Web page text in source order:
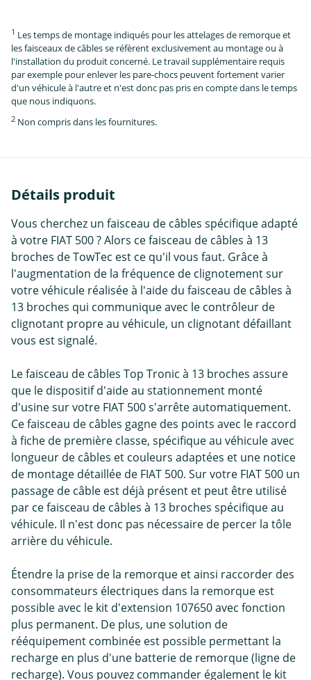
1 Les temps de montage indiqués pour les attelages de remorque et
les faisceaux de câbles se réfèrent exclusivement au montage ou à
l'installation du produit concerné. Le travail supplémentaire requis
par exemple pour enlever les pare-chocs peuvent fortement varier
d'un véhicule à l'autre et n'est donc pas pris en compte dans le temps
que nous indiquons.
2 Non compris dans les fournitures.
Détails produit
Vous cherchez un faisceau de câbles spécifique adapté
à votre FIAT 500 ? Alors ce faisceau de câbles à 13
broches de TowTec est ce qu'il vous faut. Grâce à
l'augmentation de la fréquence de clignotement sur
votre véhicule réalisée à l'aide du faisceau de câbles à
13 broches qui communique avec le contrôleur de
clignotant propre au véhicule, un clignotant défaillant
vous est signalé.
Le faisceau de câbles Top Tronic à 13 broches assure
que le dispositif d'aide au stationnement monté
d'usine sur votre FIAT 500 s'arrête automatiquement.
Ce faisceau de câbles gagne des points avec le raccord
à fiche de première classe, spécifique au véhicule avec
longueur de câbles et couleurs adaptées et une notice
de montage détaillée de FIAT 500. Sur votre FIAT 500 un
passage de câble est déjà présent et peut être utilisé
par ce faisceau de câbles à 13 broches spécifique au
véhicule. Il n'est donc pas nécessaire de percer la tôle
arrière du véhicule.
Étendre la prise de la remorque et ainsi raccorder des
consommateurs électriques dans la remorque est
possible avec le kit d'extension 107650 avec fonction
plus permanent. De plus, une solution de
rééquipement combinée est possible permettant la
recharge en plus d'une batterie de remorque (ligne de
recharge). Vous pouvez commander également le kit